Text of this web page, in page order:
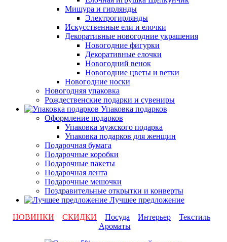
Мишура и гирлянды
Электрогирлянды
Искусственные ели и елочки
Декоративные новогодние украшения
Новогодние фигурки
Декоративные елочки
Новогодний венок
Новогодние цветы и ветки
Новогодние носки
Новогодняя упаковка
Рождественские подарки и сувениры
Упаковка подарков
Оформление подарков
Упаковка мужского подарка
Упаковка подарков для женщин
Подарочная бумага
Подарочные коробки
Подарочные пакеты
Подарочная лента
Подарочные мешочки
Поздравительные открытки и конверты
Лучшее предложение
НОВИНКИ
СКИДКИ Посуда Интерьер
Текстиль
Ароматы